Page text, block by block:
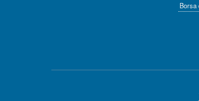
Borsa